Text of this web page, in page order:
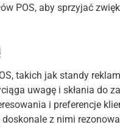
POS, aby sprzyjać
takich jak standy
uwagę i skłania do
i preferencje
doskonale z nimi